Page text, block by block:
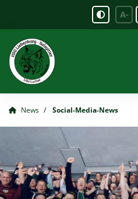
A-
News Social-Media-News